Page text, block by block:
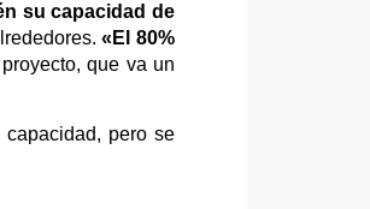
su capacidad de
«El 80%
que va un
pero se